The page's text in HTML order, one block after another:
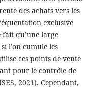
des achats vers les
exclusive
qu’une large
l’on cumule les
ces points de vente
pour le contrôle de
2021). Cependant,